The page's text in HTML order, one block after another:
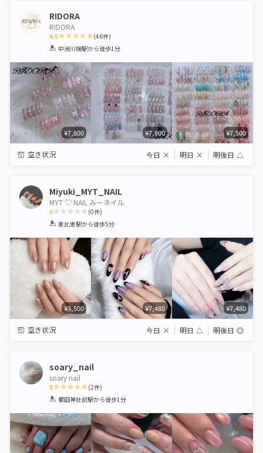
RIDORA
RIDORA
4.5
1 2 3 4 5
(46件)
中洲川端駅から徒歩1分
¥7,800 ¥7,800 ¥7,500
空き状況 今日 × 明日 × 明後日 △
Miyuki_MYT_NAIL
MYT ♡ NAIL みーネイル
0
1 2 3 4 5
(0件)
東比恵駅から徒歩5分
¥3,500 ¥7,480 ¥7,480
空き状況 今日 × 明日 △ 明後日 ◎
soary_nail
soary nail
5
1 2 3 4 5
(2件)
櫛田神社前駅から徒歩1分